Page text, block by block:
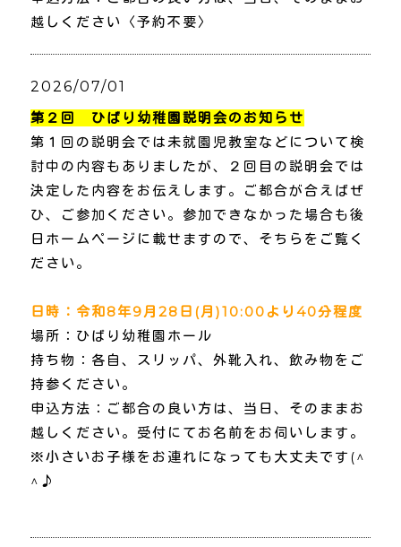
越しください〈予約不要〉
2026/07/01
第２回 ひばり幼稚園説明会のお知らせ
第１回の説明会では未就園児教室などについて検
討中の内容もありましたが、２回目の説明会では
決定した内容をお伝えします。ご都合が合えばぜ
ひ、ご参加ください。参加できなかった場合も後
日ホームページに載せますので、そちらをご覧く
ださい。
日時：令和8年9月28日(月)10:00より40分程度
場所：ひばり幼稚園ホール
持ち物：各自、スリッパ、外靴入れ、飲み物をご
持参ください。
申込方法：ご都合の良い方は、当日、そのままお
越しください。受付にてお名前をお伺いします。
※小さいお子様をお連れになっても大丈夫です(^
^♪